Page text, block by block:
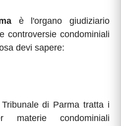
è l'organo giudiziario
controversie condominiali
devi sapere:
di Parma tratta i
materie condominiali